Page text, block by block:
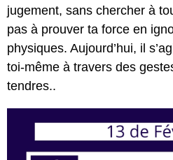
jugement, sans chercher à
pas à prouver ta force en
physiques. Aujourd’hui, il
toi-même à travers des
tendres..